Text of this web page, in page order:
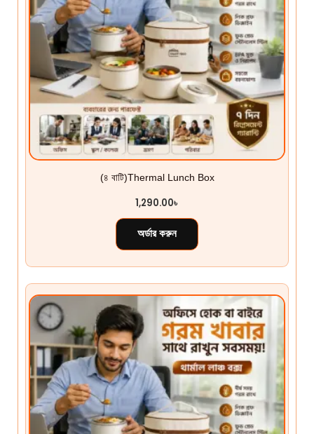
(৪ বাটি)Thermal Lunch Box
1,290.00৳
অর্ডার করুন